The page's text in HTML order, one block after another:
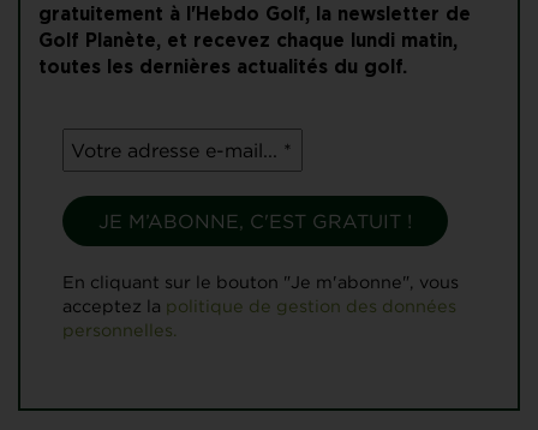
gratuitement à l'Hebdo Golf, la newsletter de
Golf Planète, et recevez chaque lundi matin,
toutes les dernières actualités du golf.
En cliquant sur le bouton "Je m'abonne", vous
acceptez la politique de gestion des données
personnelles.